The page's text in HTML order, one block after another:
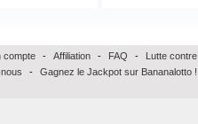
compte - Affiliation - FAQ -
Lutte contre
- Gagnez le Jackpot sur Bananalotto !